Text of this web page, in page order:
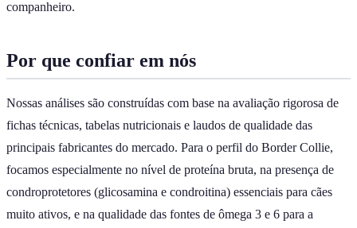
companheiro.
Por que confiar em nós
Nossas análises são construídas com base na avaliação rigorosa de
fichas técnicas, tabelas nutricionais e laudos de qualidade das
principais fabricantes do mercado. Para o perfil do Border Collie,
focamos especialmente no nível de proteína bruta, na presença de
condroprotetores (glicosamina e condroitina) essenciais para cães
muito ativos, e na qualidade das fontes de ômega 3 e 6 para a